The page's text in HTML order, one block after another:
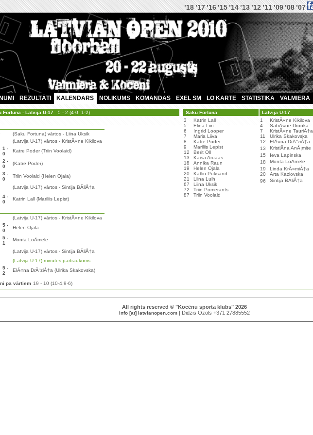
’18’17’16’15’14’13’12’11’09’08’07
REZULTĀTI KALENDĀRS NOLIKUMS KOMANDAS EXEL SM LO KARTE STATISTIKA VALMIERA
Fortuna - Latvija U-175 - 2 (4-0, 1-2) Saku Fortuna
Latvija U-17
3
Katrin Lall
5
Elina Liin
6
Ingrid Looper
7
Maria Liiva
8
Katre Poder
9
Mariliis Lepist
12
Berit Oll
13
Kaisa Aruaas
18
Annika Raun
19
Helen Ojala
20
Katlin Puksand
21
Liina Luih
67
Liina Uksik
72
Triin Pomerants
87
Triin Voolaid
1
KristÄ«ne Kikilova
4
SabÄ«ne Dronka
7
KristÄ«ne TauriÅ†a
11
Ulrika Skakovska
12
ElÄ«na DrÄ“ziÅ†a
13
KristiÄna AnÅ¡mite
15
Ieva Lapinska
18
Monta LoÄmele
19
Linda KrÅ«miÅ†a
20
Arta Kazlovska
96
Sintija BÄliÅ†a
(Saku Fortuna) vārtos - Liina Uksik
(Latvija U-17) vārtos - KristÄ«ne Kikilova
1 -
0
Katre Poder (Triin Voolaid)
2 -
0
(Katre Poder)
3 -
0
Triin Voolaid (Helen Ojala)
(Latvija U-17) vārtos - Sintija BÄliÅ†a
4 -
0
Katrin Lall (Mariliis Lepist)
(Latvija U-17) vārtos - KristÄ«ne Kikilova
5 -
0
Helen Ojala
5 -
1
Monta LoÄmele
(Latvija U-17) vārtos - Sintija BÄliÅ†a
(Latvija U-17) minūtes pārtraukums
5 -
2
ElÄ«na DrÄ“ziÅ†a (Ulrika Skakovska)
pa vārtiem 19 - 10 (10-4,9-6)
All rights reserved © "Kocēnu sporta klubs" 2026
info [at] latvianopen.com| Didzis Ozols +371 27885552